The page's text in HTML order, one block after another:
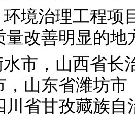
境治理工程项
量改善明显的地
市，山西省长
，山东省潍坊
川省甘孜藏族